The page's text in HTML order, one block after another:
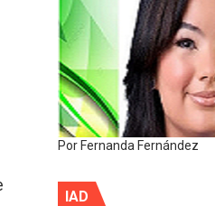
Por Fernanda Fernández
IAD